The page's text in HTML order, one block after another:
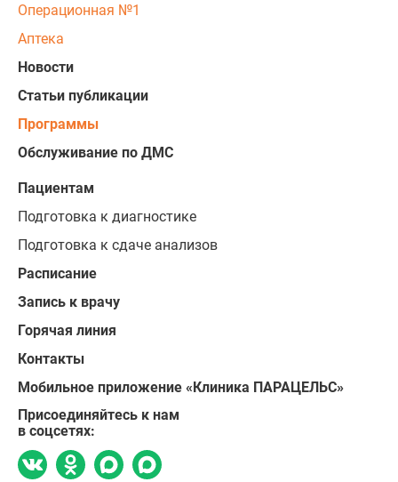
Операционная №1
Аптека
Новости
Статьи публикации
Программы
Обслуживание по ДМС
Пациентам
Подготовка к диагностике
Подготовка к сдаче анализов
Расписание
Запись к врачу
Горячая линия
Контакты
Мобильное приложение «Клиника ПАРАЦЕЛЬС»
Присоединяйтесь к нам
в соцсетях: